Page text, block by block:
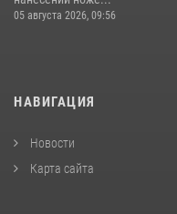
05 августа 2026, 09:56
НАВИГАЦИЯ
Новости
Карта сайта